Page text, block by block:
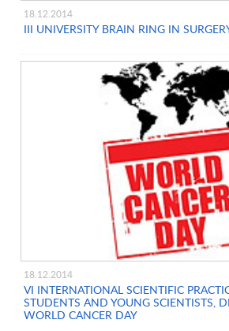
18.12.2014
III UNIVERSITY BRAIN RING IN
18.12.2014
VI INTERNATIONAL SCIENTIFIC
STUDENTS AND YOUNG SCIENTISTS,
WORLD CANCER DAY